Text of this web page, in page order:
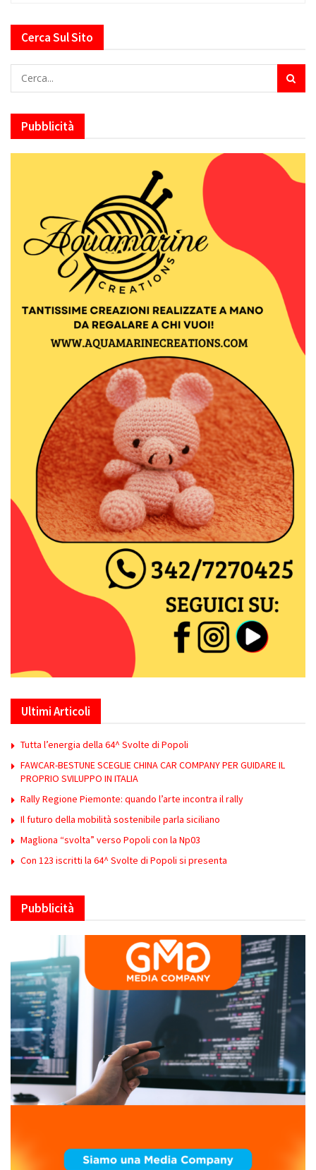
Cerca Sul Sito
Pubblicità
Ultimi Articoli
Tutta l’energia della 64^ Svolte di Popoli
FAWCAR-BESTUNE SCEGLIE CHINA CAR COMPANY PER GUIDARE IL
PROPRIO SVILUPPO IN ITALIA
Rally Regione Piemonte: quando l’arte incontra il rally
Il futuro della mobilità sostenibile parla siciliano
Magliona “svolta” verso Popoli con la Np03
Con 123 iscritti la 64^ Svolte di Popoli si presenta
Pubblicità